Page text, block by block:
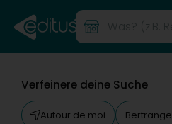
Verfeinere deine Suche
Autour de moi Bertrange